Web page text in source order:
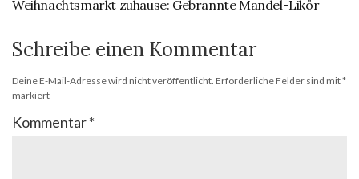
Weihnachtsmarkt zuhause: Gebrannte Mandel-Likör
Schreibe einen Kommentar
Deine E-Mail-Adresse wird nicht veröffentlicht. Erforderliche Felder sind mit*
markiert
Kommentar*